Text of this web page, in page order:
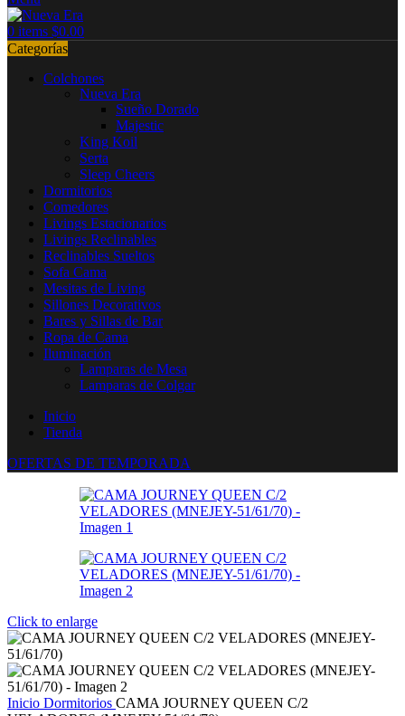
0 items $0.00
Categorías
Colchones
Nueva Era
Sueño Dorado
Majestic
King Koil
Serta
Sleep Cheers
Dormitorios
Comedores
Livings Estacionarios
Livings Reclinables
Reclinables Sueltos
Sofa Cama
Mesitas de Living
Sillones Decorativos
Bares y Sillas de Bar
Ropa de Cama
Iluminación
Lamparas de Mesa
Lamparas de Colgar
Inicio
Tienda
OFERTAS DE TEMPORADA
Click to enlarge
Inicio Dormitorios CAMA JOURNEY QUEEN C/2